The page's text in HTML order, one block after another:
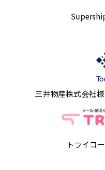
三井物産株式会社
トライコ